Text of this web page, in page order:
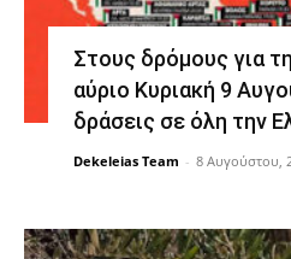
Στους δρόμους για
αύριο Κυριακή 9
δράσεις σε όλη την
Dekeleias Team - 8 Αυγούστου,